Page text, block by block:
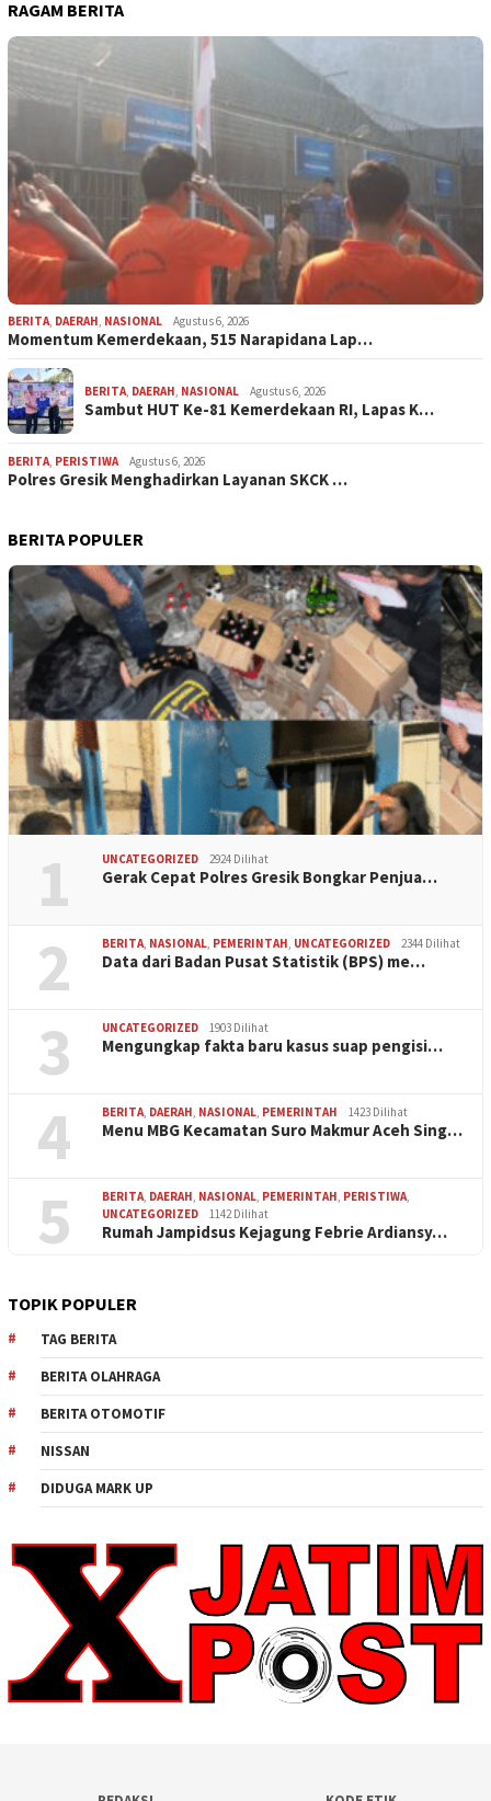
RAGAM BERITA
BERITA, DAERAH, NASIONAL Agustus 6, 2026
Momentum Kemerdekaan, 515 Narapidana Lap…
BERITA, DAERAH, NASIONAL Agustus 6, 2026
Sambut HUT Ke-81 Kemerdekaan RI, Lapas K…
BERITA, PERISTIWA Agustus 6, 2026
Polres Gresik Menghadirkan Layanan SKCK …
BERITA POPULER
1 UNCATEGORIZED 2924 Dilihat
Gerak Cepat Polres Gresik Bongkar Penjua…
2 BERITA, NASIONAL, PEMERINTAH, UNCATEGORIZED 2344 Dilihat
Data dari Badan Pusat Statistik (BPS) me…
3 UNCATEGORIZED 1903 Dilihat
Mengungkap fakta baru kasus suap pengisi…
4 BERITA, DAERAH, NASIONAL, PEMERINTAH 1423 Dilihat
Menu MBG Kecamatan Suro Makmur Aceh Sing…
5 BERITA, DAERAH, NASIONAL, PEMERINTAH, PERISTIWA,
UNCATEGORIZED
1142 Dilihat
Rumah Jampidsus Kejagung Febrie Ardiansy…
TOPIK POPULER
TAG BERITA
BERITA OLAHRAGA
BERITA OTOMOTIF
NISSAN
DIDUGA MARK UP